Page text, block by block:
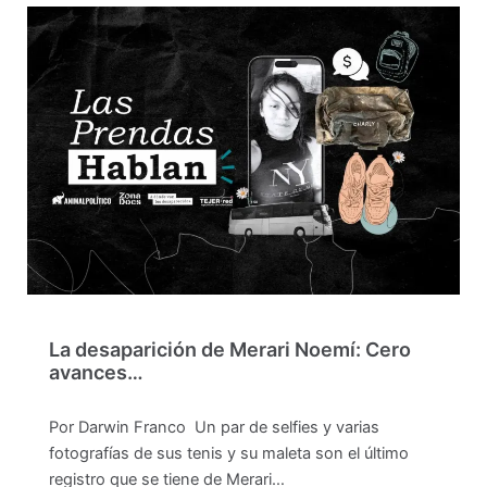
La desaparición de Merari Noemí: Cero
avances…
Por Darwin Franco Un par de selfies y varias
fotografías de sus tenis y su maleta son el último
registro que se tiene de Merari…